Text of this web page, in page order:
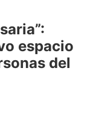
espacio
del